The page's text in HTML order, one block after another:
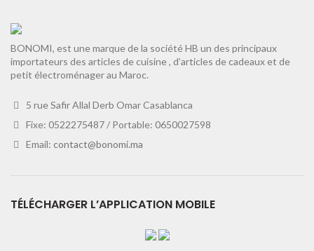
BONOMI, est une marque de la société HB un des principaux
importateurs des articles de cuisine , d’articles de cadeaux et de
petit électroménager au Maroc.
5 rue Safir Allal Derb Omar Casablanca
Fixe: 0522275487 / Portable: 0650027598
Email: contact@bonomi.ma
TÉLÉCHARGER L’APPLICATION MOBILE